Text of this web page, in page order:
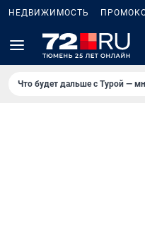
НЕДВИЖИМОСТЬ
Что будет дальше с Турой —